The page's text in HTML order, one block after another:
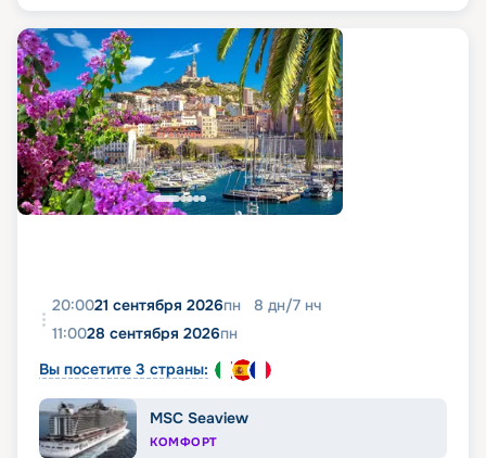
20:0021 сентября 2026пн 8 дн/7 нч
11:0028 сентября 2026пн
Вы посетите 3 страны:
MSC Seaview
КОМФОРТ